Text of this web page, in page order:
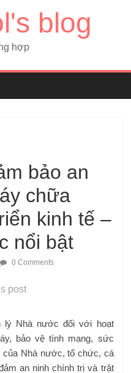
blog
hợp
bảo an
chữa
kinh tế –
nổi bật
0 Comments
post
lý Nhà nước đối với hoạt
bảo vệ tính mạng, sức
của Nhà nước, tổ chức, cá
an ninh chính trị và trật